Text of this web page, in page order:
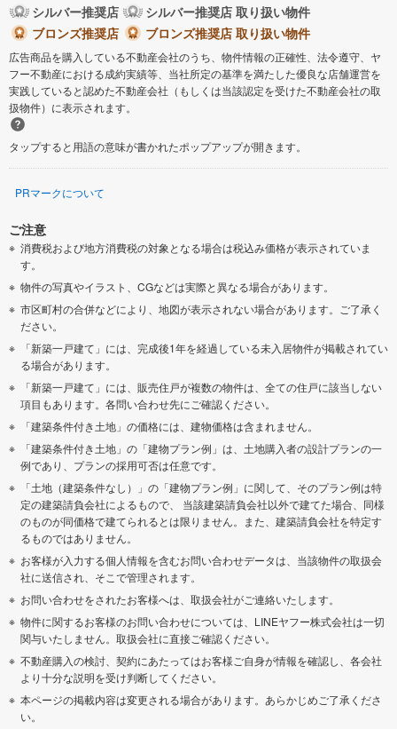
シルバー推奨店
シルバー推奨店 取り扱い物件
ブロンズ推奨店
ブロンズ推奨店 取り扱い物件
広告商品を購入している不動産会社のうち、物件情報の正確性、法令遵守、ヤ
フー不動産における成約実績等、当社所定の基準を満たした優良な店舗運営を
実践していると認めた不動産会社（もしくは当該認定を受けた不動産会社の取
扱物件）に表示されます。
タップすると用語の意味が書かれたポップアップが開きます。
PRマークについて
ご注意
消費税および地方消費税の対象となる場合は税込み価格が表示されていま
す。
物件の写真やイラスト、CGなどは実際と異なる場合があります。
市区町村の合併などにより、地図が表示されない場合があります。ご了承く
ださい。
「新築一戸建て」には、完成後1年を経過している未入居物件が掲載されてい
る場合があります。
「新築一戸建て」には、販売住戸が複数の物件は、全ての住戸に該当しない
項目もあります。各問い合わせ先にご確認ください。
「建築条件付き土地」の価格には、建物価格は含まれません。
「建築条件付き土地」の「建物プラン例」は、土地購入者の設計プランの一
例であり、プランの採用可否は任意です。
「土地（建築条件なし）」の「建物プラン例」に関して、そのプラン例は特
定の建築請負会社によるもので、 当該建築請負会社以外で建てた場合、同様
のものが同価格で建てられるとは限りません。また、建築請負会社を特定す
るものではありません。
お客様が入力する個人情報を含むお問い合わせデータは、当該物件の取扱会
社に送信され、そこで管理されます。
お問い合わせをされたお客様へは、取扱会社がご連絡いたします。
物件に関するお客様のお問い合わせについては、LINEヤフー株式会社は一切
関与いたしません。取扱会社に直接ご確認ください。
不動産購入の検討、契約にあたってはお客様ご自身が情報を確認し、各会社
より十分な説明を受け判断してください。
本ページの掲載内容は変更される場合があります。あらかじめご了承くださ
い。